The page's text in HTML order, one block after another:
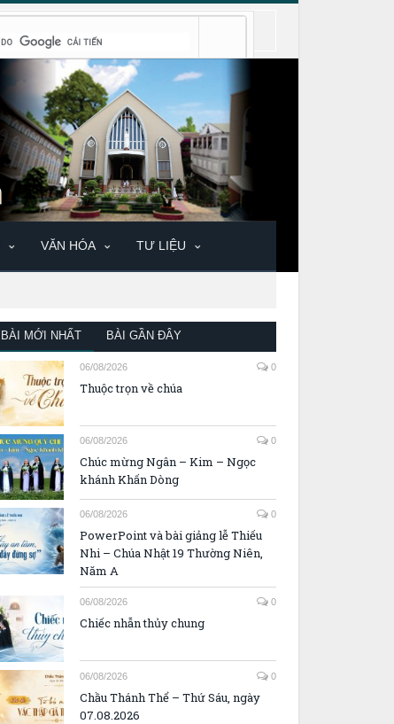
VĂN HÓA TƯ LIỆU
BÀI MỚI NHẤT BÀI GẦN ĐÂY
06/08/2026 0
Thuộc trọn về chúa
06/08/2026 0
Chúc mừng Ngân – Kim – Ngọc
khánh Khấn Dòng
06/08/2026 0
PowerPoint và bài giảng lễ Thiếu
Nhi – Chúa Nhật 19 Thường Niên,
Năm A
06/08/2026 0
Chiếc nhẫn thủy chung
06/08/2026 0
Chầu Thánh Thể – Thứ Sáu, ngày
07.08.2026